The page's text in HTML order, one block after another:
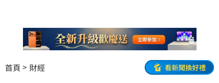
首頁 財經 看新聞換好禮